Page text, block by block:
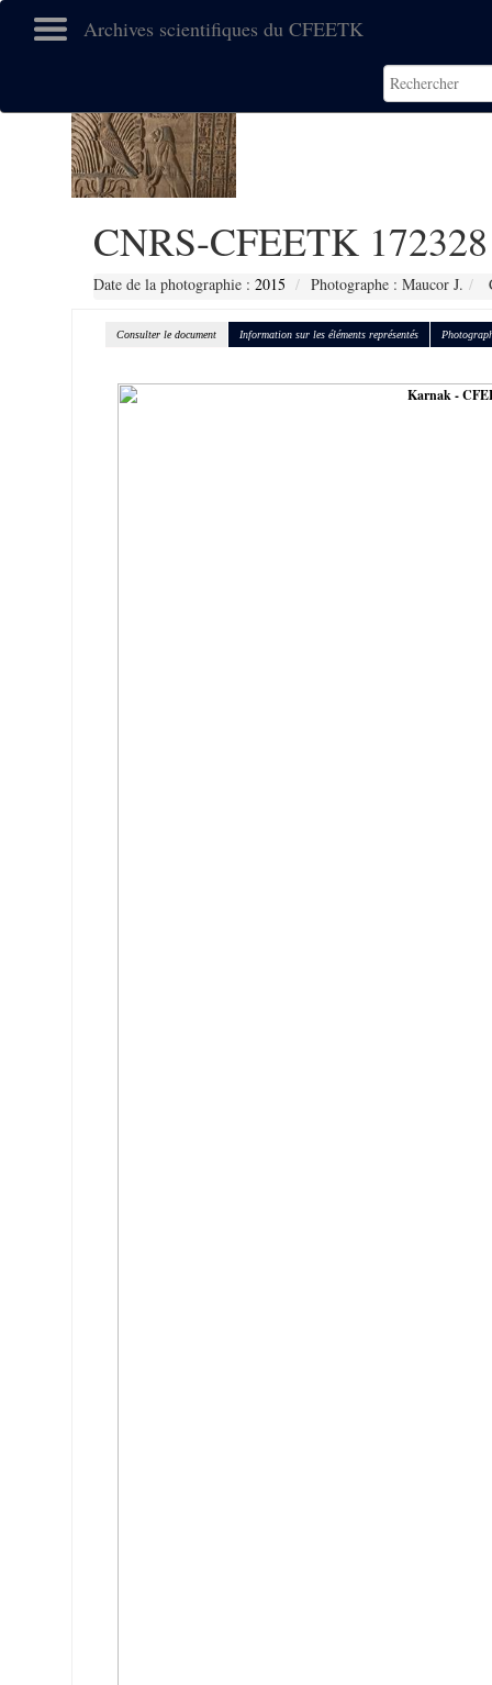
Archives scientifiques du CFEETK
CNRS-CFEETK 172328
Date de la photographie : 2015 Photographe : Maucor J.
Consulter le document Information sur les éléments représentés